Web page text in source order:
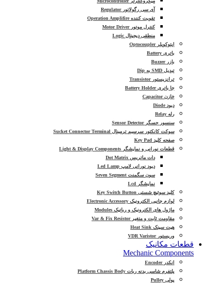
آی سی رگولاتور Regulator
تقویت کننده Operation Amplifire
کنترل موتور Motor Driver
منطقی دیجیتال Logic
اپتوکوپلر Optocoupler
باتری Battery
بازر Buzzer
تبدیل SMD به Dip
ترانزیستور Transistor
جا باتری Battery Holder
خازن Capacitor
دیود Diode
رله Relay
سنسور حسگر Sensor Detector
سوکت کانکتور سرسیم ترمینال Sucket Connector Terminal
صفحه کلید Key Pad
قطعات نورانی و نمایشگر Light & Display Components
دات ماتریس Dot Matrix
دیود نورانی لامپ Led Lamp
سون سگمنت Seven Segment
نمایشگر Lcd
کلید سوئیچ شستی Key Switch Button
لوازم جانبی الکترونیک Electronic Accessory
ماژول های الکترونیک و رباتیک Modules
مقاومت ثابت و متغیر Var & Fix Resistor
هیت سینک Heat Sink
وریستور VDR Varistor
قطعات مکانیک
Mechanic Components
انکدر Encoder
پلتفرم شاسی بدنه ربات Platform Chassis Body
پولی Pulley